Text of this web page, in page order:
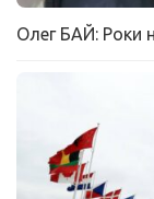
Олег БАЙ: Роки